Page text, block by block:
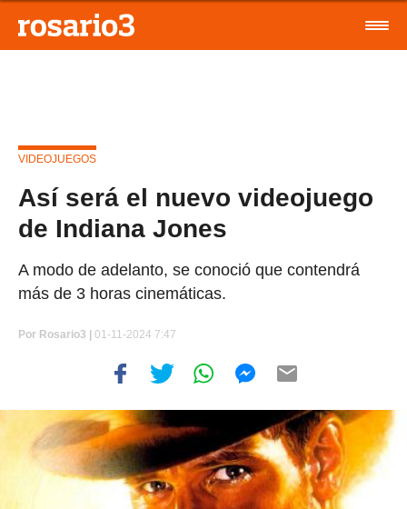
VIDEOJUEGOS
Así será el nuevo videojuego
de Indiana Jones
A modo de adelanto, se conoció que contendrá
más de 3 horas cinemáticas.
Por Rosario3 | 01-11-2024 7:47